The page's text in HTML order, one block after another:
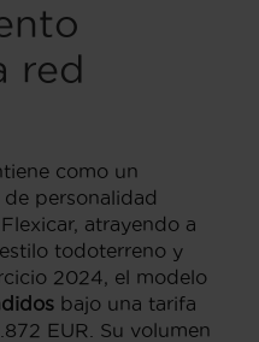
red
como un
personalidad
atrayendo a
todoterreno y
2024, el modelo
bajo una tarifa
EUR. Su volumen